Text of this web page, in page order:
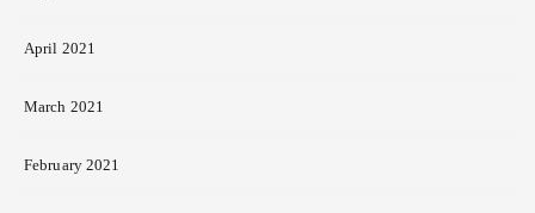
April 2021
March 2021
February 2021